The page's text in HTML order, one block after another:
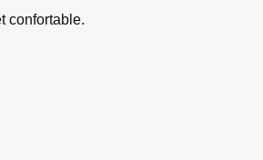
confortable.